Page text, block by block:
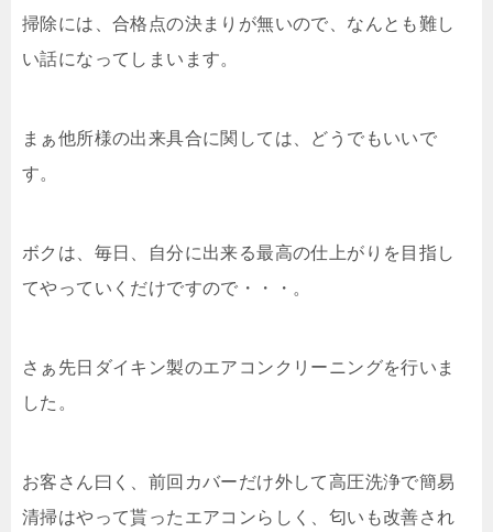
掃除には、合格点の決まりが無いので、なんとも難し
い話になってしまいます。
まぁ他所様の出来具合に関しては、どうでもいいで
す。
ボクは、毎日、自分に出来る最高の仕上がりを目指し
てやっていくだけですので・・・。
さぁ先日ダイキン製のエアコンクリーニングを行いま
した。
お客さん曰く、前回カバーだけ外して高圧洗浄で簡易
清掃はやって貰ったエアコンらしく、匂いも改善され